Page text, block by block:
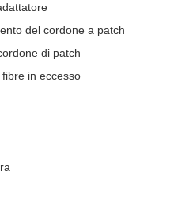
del cordone a patch
di patch
in eccesso